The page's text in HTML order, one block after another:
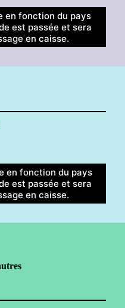
en fonction du pays
est passée et sera
en caisse.
en fonction du pays
est passée et sera
en caisse.